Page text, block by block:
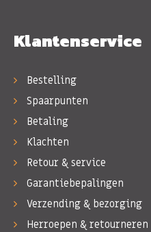
Klantenservice
Bestelling
Spaarpunten
Betaling
Klachten
Retour & service
Garantiebepalingen
Verzending & bezorging
Herroepen & retourneren